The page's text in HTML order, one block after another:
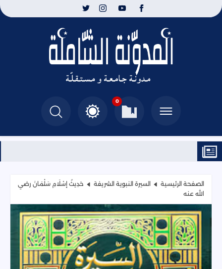
0
الصفحة الرئيسية السيرة النبوية الشريفة
حَدِيثُ إسْلَامِ سَلْمَانَ رضي
الله عنه